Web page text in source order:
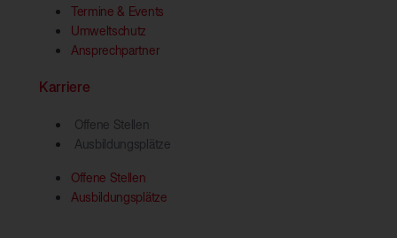
Termine & Events
Umweltschutz
Ansprechpartner
Karriere
Offene Stellen
Ausbildungsplätze
Offene Stellen
Ausbildungsplätze